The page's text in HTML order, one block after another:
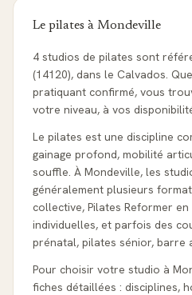
Le pilates à Mondeville
4 studios de pilates sont
(14120), dans le Calvados.
pratiquant confirmé, vous
votre niveau, à vos
Le pilates est une discipline
gainage profond, mobilité
souffle. À Mondeville, les
généralement plusieurs
collective, Pilates Reformer
individuelles, et parfois des
prénatal, pilates sénior, barre
Pour choisir votre studio à
fiches détaillées : disciplines,